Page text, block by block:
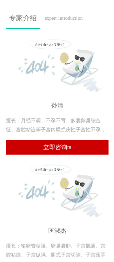
专家介绍 expert introduction
孙清
擅长：月经不调、不孕不育、多囊卵巢综合
征、宫腔粘连等子宫内膜损伤性子宫性不孕 、
性盆腔疼痛性疾病等。立即咨询ta
匡淑杰
擅长：输卵管梗阻、卵巢囊肿、子宫肌瘤、宫
腔粘连、子宫纵隔、阴式子宫切除、子宫颈手